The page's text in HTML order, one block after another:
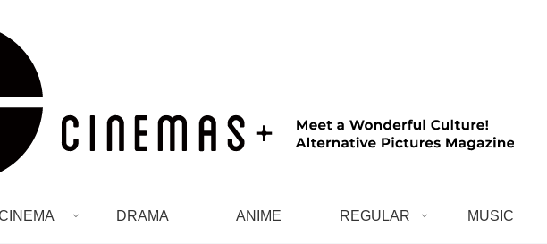
DRAMA ANIME REGULAR MUSIC